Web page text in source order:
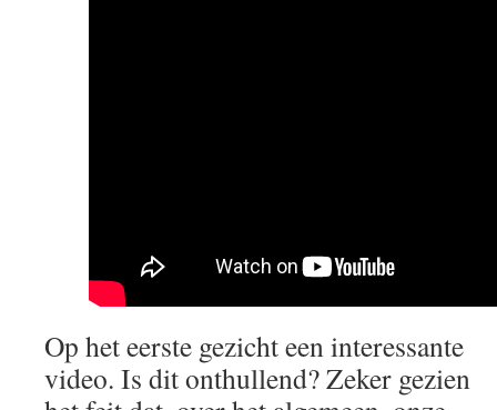
Op het eerste gezicht een interessante
video. Is dit onthullend? Zeker gezien